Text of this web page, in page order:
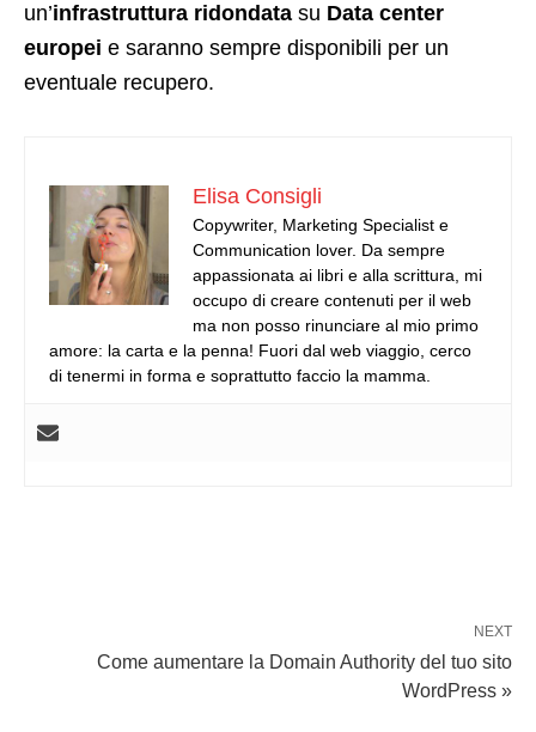
un’infrastruttura ridondata su Data center
europei e saranno sempre disponibili per un
eventuale recupero.
Elisa Consigli
Copywriter, Marketing Specialist e
Communication lover. Da sempre
appassionata ai libri e alla scrittura, mi
occupo di creare contenuti per il web
ma non posso rinunciare al mio primo
amore: la carta e la penna! Fuori dal web viaggio, cerco
di tenermi in forma e soprattutto faccio la mamma.
NEXT
Come aumentare la Domain Authority del tuo sito
WordPress »